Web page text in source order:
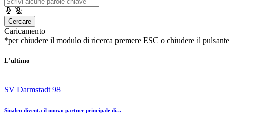
Cercare
Caricamento
*per chiudere il modulo di ricerca premere ESC o chiudere il pulsante
L'ultimo
SV Darmstadt 98
Sinalco diventa il nuovo partner principale di...